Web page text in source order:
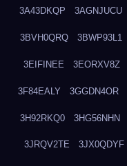
3A43DKQP 3AGNJUCU
3BVH0QRQ 3BWP93L1
3EIFINEE 3EORXV8Z
3F84EALY 3GGDN4OR
3H92RKQ0 3HG56NHN
3JRQV2TE 3JX0QDYF